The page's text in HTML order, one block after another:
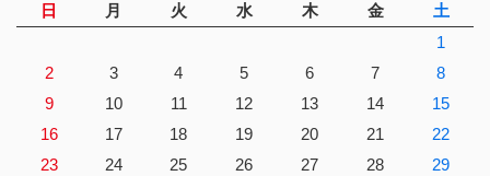
日 月 火 水 木 金 土
1
2
3 4 5 6 7
8
9
10 11 12 13 14
15
16
17 18 19 20 21
22
23
24 25 26 27 28
29